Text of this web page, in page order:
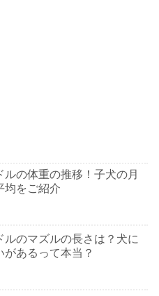
ルの体重の推移！子犬の月
均をご紹介
ルのマズルの長さは？犬に
があるって本当？